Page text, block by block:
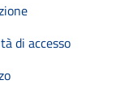
di accesso